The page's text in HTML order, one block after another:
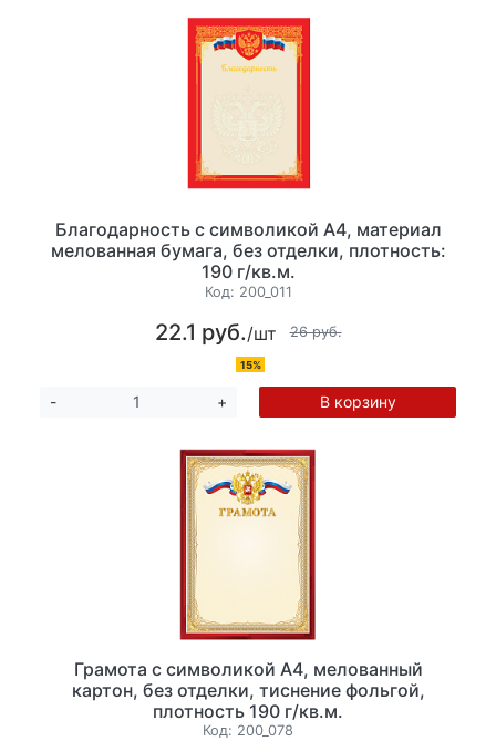
Благодарность с символикой А4, материал
мелованная бумага, без отделки, плотность:
190 г/кв.м.
Код: 200_011
22.1 руб./шт 26 руб.
15%
- + В корзину
Грамота с символикой А4, мелованный
картон, без отделки, тиснение фольгой,
плотность 190 г/кв.м.
Код: 200_078